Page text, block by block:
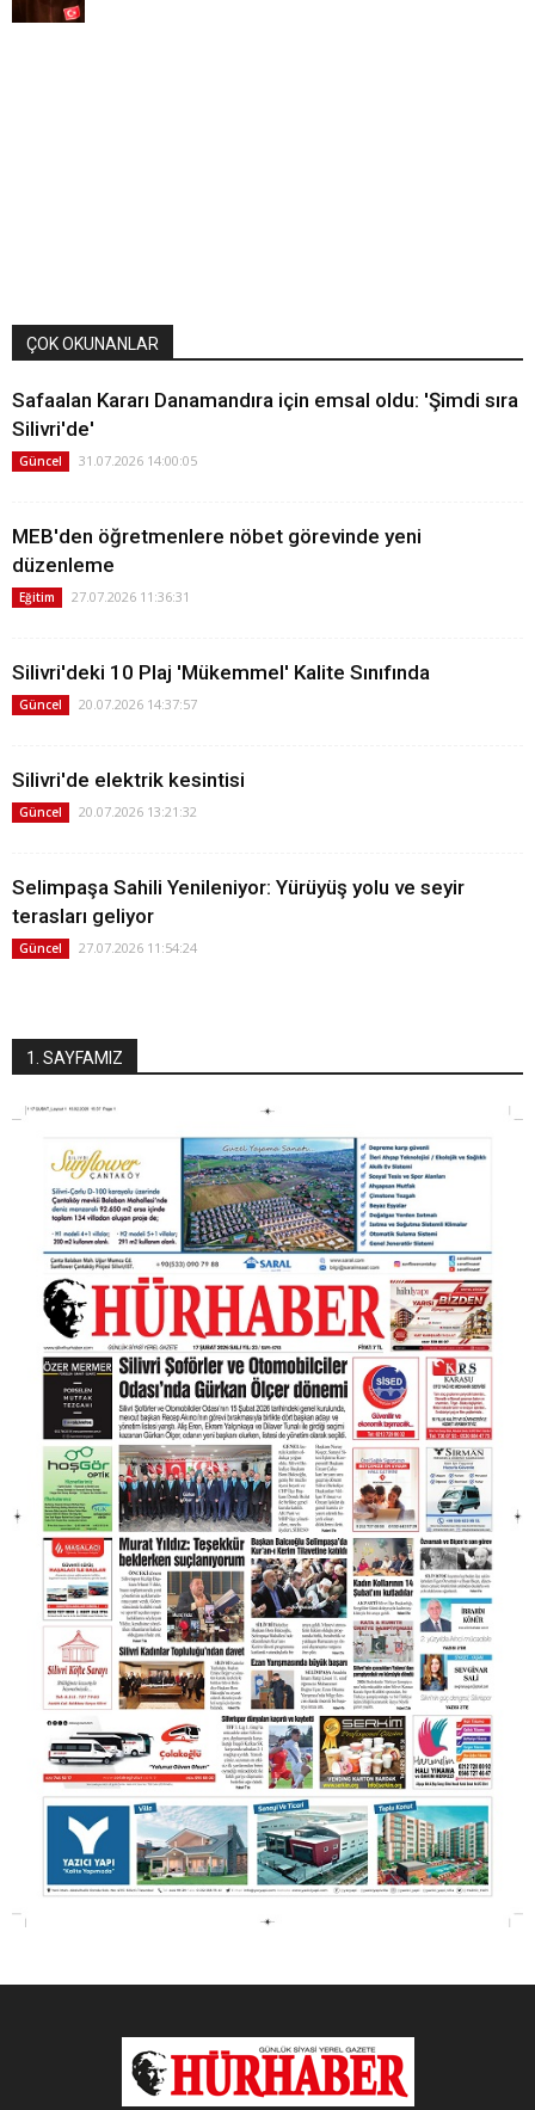
ÇOK OKUNANLAR
Safaalan Kararı Danamandıra için emsal oldu: 'Şimdi sıra
Silivri'de'
Güncel 31.07.2026 14:00:05
MEB'den öğretmenlere nöbet görevinde yeni
düzenleme
Eğitim 27.07.2026 11:36:31
Silivri'deki 10 Plaj 'Mükemmel' Kalite Sınıfında
Güncel 20.07.2026 14:37:57
Silivri'de elektrik kesintisi
Güncel 20.07.2026 13:21:32
Selimpaşa Sahili Yenileniyor: Yürüyüş yolu ve seyir
terasları geliyor
Güncel 27.07.2026 11:54:24
1. SAYFAMIZ